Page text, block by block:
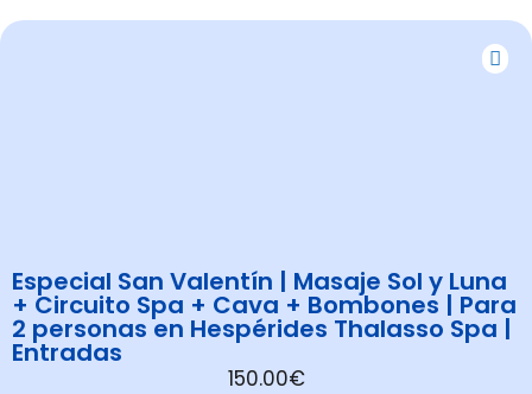
Especial San Valentín | Masaje Sol y Luna
+ Circuito Spa + Cava + Bombones | Para
2 personas en Hespérides Thalasso Spa |
Entradas
150.00€